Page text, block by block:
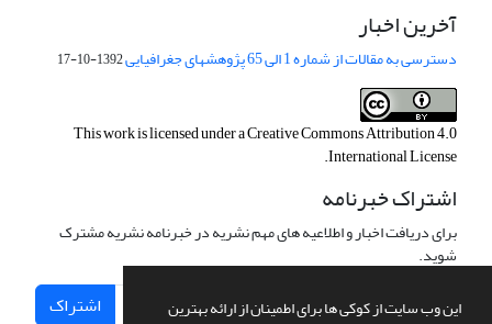
این وب سایت از کوکی ها برای اطمینان از ارائه بهترین
آخرین اخبار
دسترسی به مقالات از شماره 1 الی 65 پژوهشهای جغرافیایی 1392-10-17
This work is licensed under aCreative Commons Attribution 4.0
International License
.
اشتراک خبرنامه
برای دریافت اخبار و اطلاعیه های مهم نشریه در خبرنامه نشریه مشترک
شوید.
اشتراک